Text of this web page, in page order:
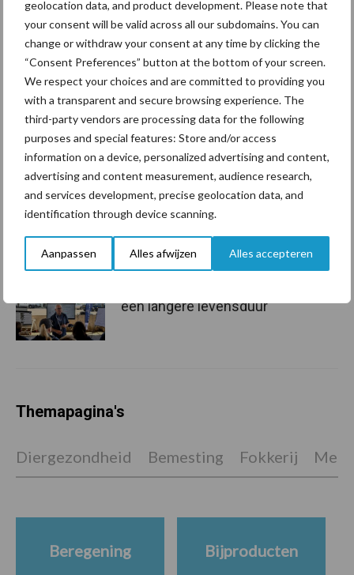
geolocation data, and product development. Please note that
your consent will be valid across all our subdomains. You can
change or withdraw your consent at any time by clicking the
“Consent Preferences” button at the bottom of your screen.
We respect your choices and are committed to providing you
with a transparent and secure browsing experience. The
third-party vendors are processing data for the following
purposes and special features: Store and/or access
information on a device, personalized advertising and content,
advertising and content measurement, audience research,
and services development, precise geolocation data, and
identification through device scanning.
Aanpassen Alles afwijzen Alles accepteren
Aanbevolen voor jou!
De speenhuid: een vaak
onderschatte risicofactor
voor mastitis
ForFarmers ziet volume en
marktaandeel groeien in
krimpende Nederlandse
markt
een langere levensduur
Themapagina's
Diergezondheid Bemesting Fokkerij
Beregening Bijproducten